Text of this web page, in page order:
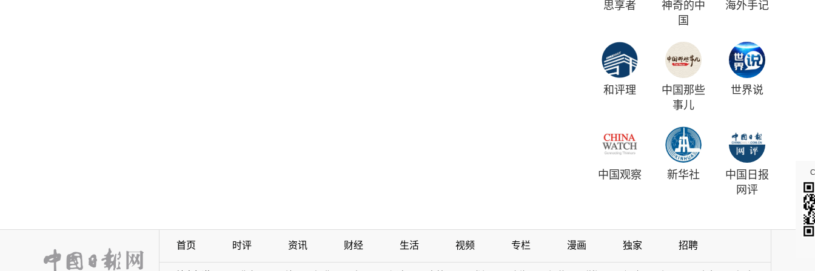
思享者
神奇的中
国
海外手记
和评理
中国那些
事儿
世界说
中国观察 新华社
中国日报
网评
首页 时评 资讯 财经 生活 视频 专栏 漫画 独家 招聘